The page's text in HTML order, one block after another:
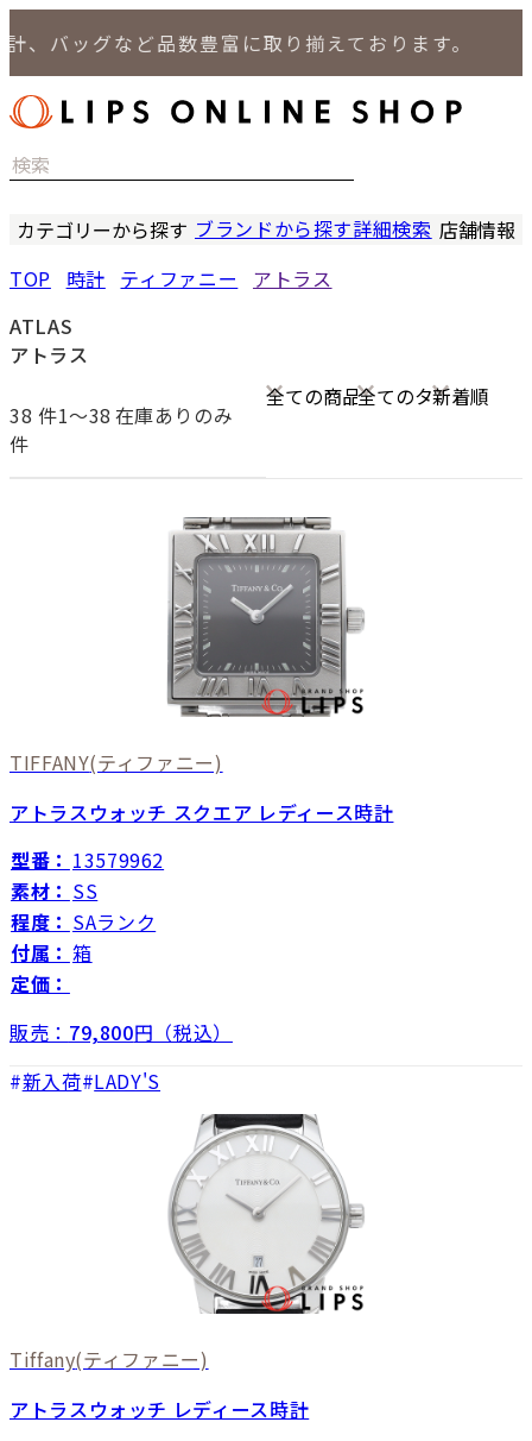
ッグなど品数豊富に取り揃えております。
カテゴリーから探す
バッグ
小物
ジュエリー
セール商品
特集
ブランドから探す詳細検索 店舗情報
TOP 時計 ティファニー
アトラス
ATLAS
アトラス
38 件1〜38
件
在庫ありのみ
TIFFANY(ティファニー)
アトラスウォッチ スクエア レディース時計
型番： 13579962
素材： SS
程度： SAランク
付属： 箱
定価：
販売： 79,800円（税込）
新入荷 LADY'S
Tiffany(ティファニー)
アトラスウォッチ レディース時計